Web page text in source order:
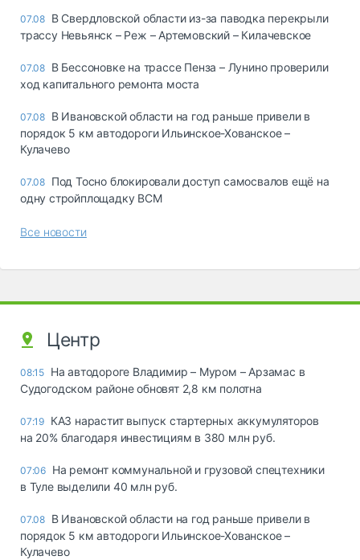
07.08 В Свердловской области из-за паводка перекрыли
трассу Невьянск – Реж – Артемовский – Килачевское
07.08 В Бессоновке на трассе Пенза – Лунино проверили
ход капитального ремонта моста
07.08 В Ивановской области на год раньше привели в
порядок 5 км автодороги Ильинское-Хованское –
Кулачево
07.08 Под Тосно блокировали доступ самосвалов ещё на
одну стройплощадку ВСМ
Все новости
Центр
08:15 На автодороге Владимир – Муром – Арзамас в
Судогодском районе обновят 2,8 км полотна
07:19 КАЗ нарастит выпуск стартерных аккумуляторов
на 20% благодаря инвестициям в 380 млн руб.
07:06 На ремонт коммунальной и грузовой спецтехники
в Туле выделили 40 млн руб.
07.08 В Ивановской области на год раньше привели в
порядок 5 км автодороги Ильинское-Хованское –
Кулачево